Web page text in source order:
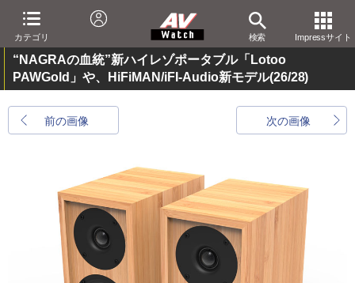
カテゴリ 検索 Impressサイト
“NAGRAの血統”新ハイレゾポータブル「Lotoo
PAWGold」や、HiFiMAN/iFI-Audio新モデル(26/28)
前の画像 次の画像